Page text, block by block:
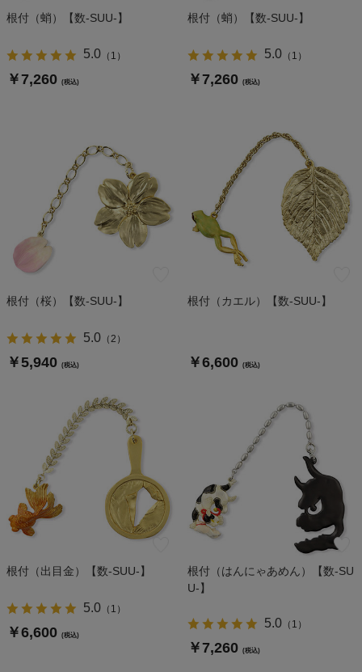
根付（蛸）【数-SUU-】
5.0（ 1 ）
￥7,260 (税込)
根付（蛸）【数-SUU-】
5.0（ 1 ）
￥7,260 (税込)
根付（桜）【数-SUU-】
5.0（2 ）
￥5,940 (税込)
根付（カエル）【数-SUU-】
￥6,600 (税込)
根付（出目金）【数-SUU-】
5.0（ 1 ）
￥6,600 (税込)
根付（はんにゃあめん）【数-SU
U-】
5.0（ 1 ）
￥7,260 (税込)